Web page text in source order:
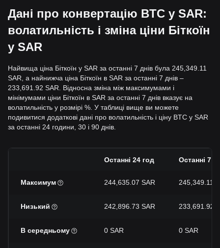
Дані про конвертацію BTC у SAR:
волатильність і зміна ціни Біткоїн
у SAR
Найвища ціна Біткоїн у SAR за останні 7 днів була 245,349.11
SAR, а найнижча ціна Біткоїн в SAR за останні 7 днів –
233,691.92 SAR. Відносна зміна між максимумами і
мінімумами ціни Біткоїн в SAR за останні 7 днів вказує на
волатильність у розмірі %. У таблиці вище ви можете
подивитися додаткові дані про волатильність і ціну BTC у SAR
за останні 24 години, 30 і 90 днів.
Останні 24 год Останні 7
Максимум 244,635.07 SAR 245,349.11
Низький 242,896.73 SAR 233,691.92
В середньому 0 SAR 0 SAR